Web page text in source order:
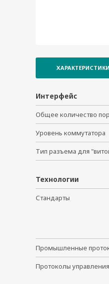
PT-510-SS-LC-HV
PT-510-SS-SC-24
PT-510-SS-SC-HV
PT-510-4M-ST-24
PT-510-4M-ST-HV
ХАРАКТЕРИСТИКИ
Интерфейс
Общее количество
Уровень коммутатора
Тип разъема для
Технологии
Стандарты
Промышленные
Протоколы управления